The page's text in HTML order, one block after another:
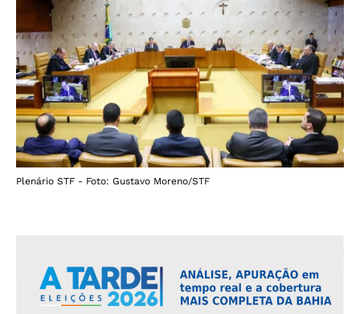
Plenário STF - Foto: Gustavo Moreno/STF